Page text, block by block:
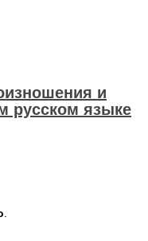
и
русском языке